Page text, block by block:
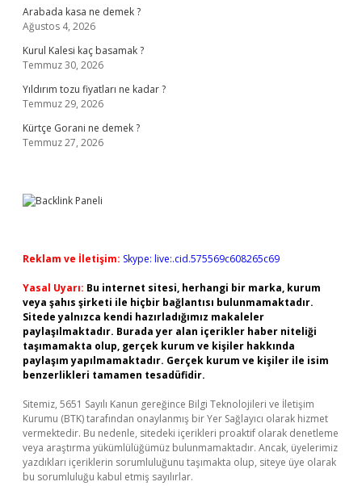
Arabada kasa ne demek ?
Ağustos 4, 2026
Kurul Kalesi kaç basamak ?
Temmuz 30, 2026
Yıldırım tozu fiyatları ne kadar ?
Temmuz 29, 2026
Kürtçe Gorani ne demek ?
Temmuz 27, 2026
Reklam ve İletişim: Skype: live:.cid.575569c608265c69
Yasal Uyarı: Bu internet sitesi, herhangi bir marka, kurum
veya şahıs şirketi ile hiçbir bağlantısı bulunmamaktadır.
Sitede yalnızca kendi hazırladığımız makaleler
paylaşılmaktadır. Burada yer alan içerikler haber niteliği
taşımamakta olup, gerçek kurum ve kişiler hakkında
paylaşım yapılmamaktadır. Gerçek kurum ve kişiler ile isim
benzerlikleri tamamen tesadüfidir.
Sitemiz, 5651 Sayılı Kanun gereğince Bilgi Teknolojileri ve İletişim
Kurumu (BTK) tarafından onaylanmış bir Yer Sağlayıcı olarak hizmet
vermektedir. Bu nedenle, sitedeki içerikleri proaktif olarak denetleme
veya araştırma yükümlülüğümüz bulunmamaktadır. Ancak, üyelerimiz
yazdıkları içeriklerin sorumluluğunu taşımakta olup, siteye üye olarak
bu sorumluluğu kabul etmiş sayılırlar.